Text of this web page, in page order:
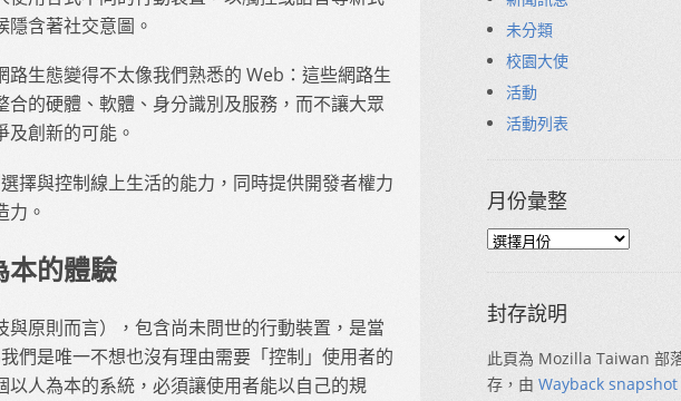
含著社交意圖。
生態變得不太像我們熟悉的 Web：這些網路生
的硬體、軟體、身分識別及服務，而不讓大眾
創新的可能。
擇與控制線上生活的能力，同時提供開發者權力
力。
本的體驗
原則而言），包含尚未問世的行動裝置，是當
們是唯一不想也沒有理由需要「控制」使用者的
人為本的系統，必須讓使用者能以自己的規
未分類
校園大使
活動
活動列表
月份彙整
封存說明
此頁為 Mozilla Taiwan 部
存，由 Wayback snapshot